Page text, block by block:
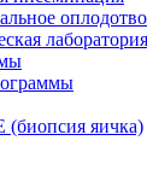
лаборатория
яичка)